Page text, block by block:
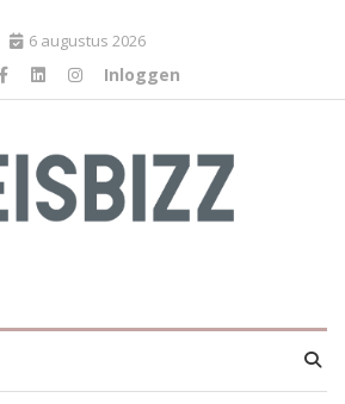
6 augustus 2026
Inloggen